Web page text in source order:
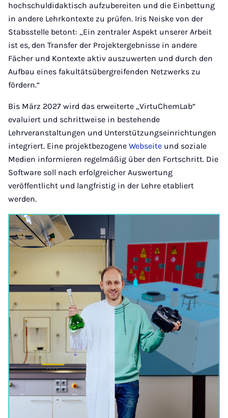
hochschuldidaktisch aufzubereiten und die Einbettung
in andere Lehrkontexte zu prüfen. Iris Neiske von der
Stabsstelle betont: „Ein zentraler Aspekt unserer Arbeit
ist es, den Transfer der Projektergebnisse in andere
Fächer und Kontexte aktiv auszuwerten und durch den
Aufbau eines fakultätsübergreifenden Netzwerks zu
fördern.“
Bis März 2027 wird das erweiterte „VirtuChemLab“
evaluiert und schrittweise in bestehende
Lehrveranstaltungen und Unterstützungseinrichtungen
integriert. Eine projektbezogene Webseite und soziale
Medien informieren regelmäßig über den Fortschritt. Die
Software soll nach erfolgreicher Auswertung
veröffentlicht und langfristig in der Lehre etabliert
werden.